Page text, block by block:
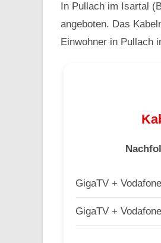
In Pullach im Isartal
angeboten. Das
Einwohner in Pullach
GigaTV +
GigaTV +